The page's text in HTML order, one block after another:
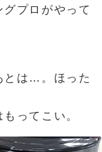
プロがやって
とは…。ほった
ってこい。